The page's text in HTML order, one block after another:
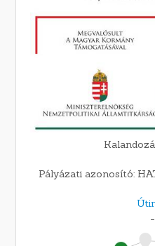
Pályázati azonosító: